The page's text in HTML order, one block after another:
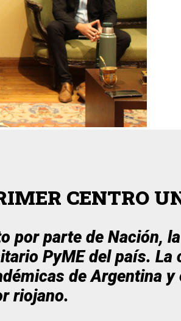
CENTRO
por parte de Nación,
PyME del país.
de Argentina
riojano.